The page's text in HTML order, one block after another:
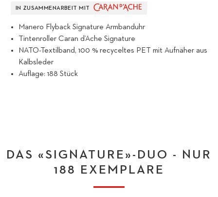
IN ZUSAMMENARBEIT MIT
Manero Flyback Signature Armbanduhr
Tintenroller Caran d’Ache Signature
NATO-Textilband, 100 % recyceltes PET mit Aufnäher aus
Kalbsleder
Auflage: 188 Stück
DAS «SIGNATURE»-DUO - NUR
188 EXEMPLARE